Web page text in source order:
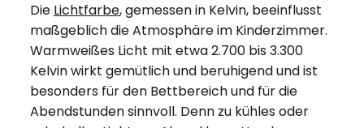
Die Lichtfarbe, gemessen in Kelvin, beeinflusst
maßgeblich die Atmosphäre im Kinderzimmer.
Warmweißes Licht mit etwa 2.700 bis 3.300
Kelvin wirkt gemütlich und beruhigend und ist
besonders für den Bettbereich und für die
Abendstunden sinnvoll. Denn zu kühles oder